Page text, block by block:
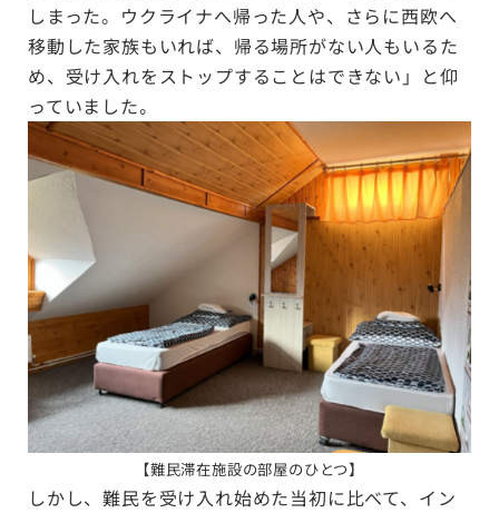
しまった。ウクライナへ帰った人や、さらに西欧へ
移動した家族もいれば、帰る場所がない人もいるた
め、受け入れをストップすることはできない」と仰
っていました。
【難民滞在施設の部屋のひとつ】
しかし、難民を受け入れ始めた当初に比べて、イン